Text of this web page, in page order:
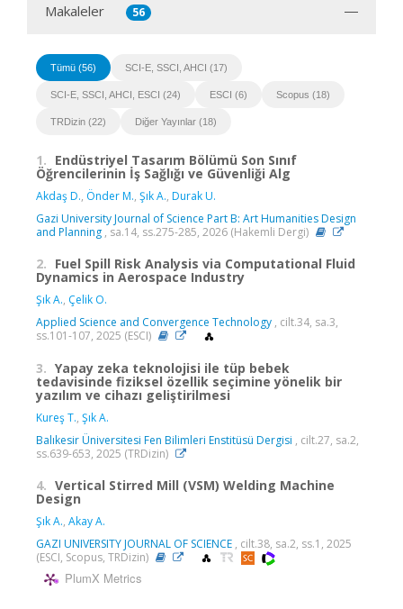
Makaleler 56
Tümü (56) SCI-E, SSCI, AHCI (17)
SCI-E, SSCI, AHCI, ESCI (24) ESCI (6) Scopus (18)
TRDizin (22) Diğer Yayınlar (18)
1. Endüstriyel Tasarım Bölümü Son Sınıf
Öğrencilerinin İş Sağlığı ve Güvenliği Alg
Akdaş D., Önder M., Şık A., Durak U.
Gazi University Journal of Science Part B: Art Humanities Design
and Planning , sa.14, ss.275-285, 2026 (Hakemli Dergi)
2. Fuel Spill Risk Analysis via Computational Fluid
Dynamics in Aerospace Industry
Şık A., Çelik O.
Applied Science and Convergence Technology , cilt.34, sa.3,
ss.101-107, 2025 (ESCI)
3. Yapay zeka teknolojisi ile tüp bebek
tedavisinde fiziksel özellik seçimine yönelik bir
yazılım ve cihazı geliştirilmesi
Kureş T., Şık A.
Balıkesir Üniversitesi Fen Bilimleri Enstitüsü Dergisi , cilt.27, sa.2,
ss.639-653, 2025 (TRDizin)
4. Vertical Stirred Mill (VSM) Welding Machine
Design
Şık A., Akay A.
GAZI UNIVERSITY JOURNAL OF SCIENCE , cilt.38, sa.2, ss.1, 2025
(ESCI, Scopus, TRDizin)
PlumX Metrics